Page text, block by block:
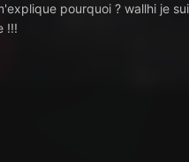
pourquoi ? wallhi je
!!!